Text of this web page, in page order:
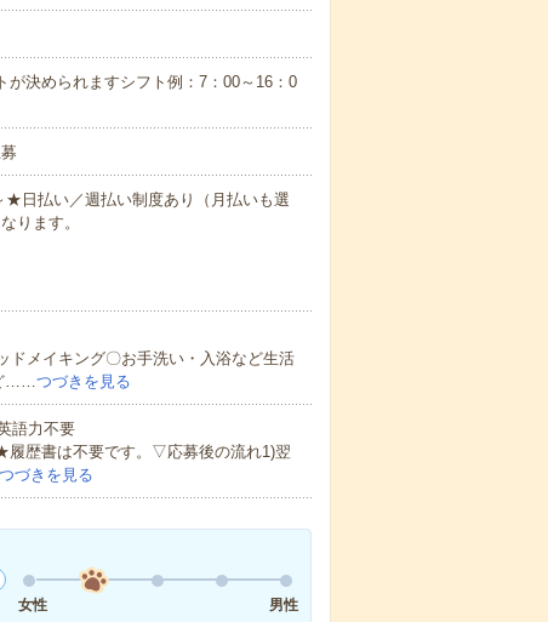
決められますシフト例：7：00～16：0
日払い／週払い制度あり（月払いも選
ります。
メイキング〇お手洗い・入浴など生活
……つづきを見る
語力不要
歴書は不要です。▽応募後の流れ1)翌
つづきを見る
女性
男性